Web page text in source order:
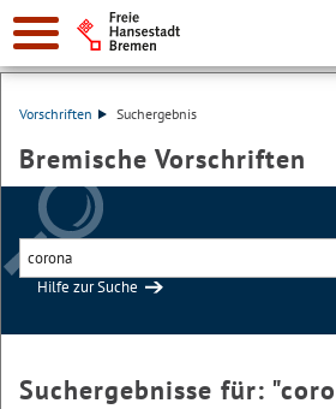
Vorschriften Suchergebnis
Bremische Vorschriften
Hilfe zur Suche
Suchergebnisse für: "